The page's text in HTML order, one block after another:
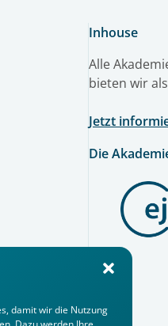
damit wir die Nutzung
Inhouse
Alle
bieten wir
Jetzt
Die